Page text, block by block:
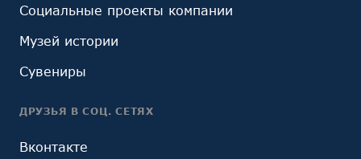
Социальные проекты компании
Музей истории
Сувениры
ДРУЗЬЯ В СОЦ. СЕТЯХ
Вконтакте